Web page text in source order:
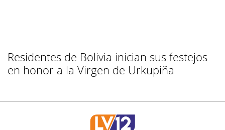
Residentes de Bolivia inician sus festejos
en honor a la Virgen de Urkupiña